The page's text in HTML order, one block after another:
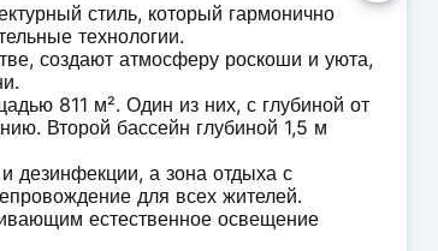
стиль, который гармонично
технологии.
создают атмосферу роскоши и уюта,
811 м². Один из них, с глубиной от
Второй бассейн глубиной 1,5 м
дезинфекции, а зона отдыха с
для всех жителей.
естественное освещение